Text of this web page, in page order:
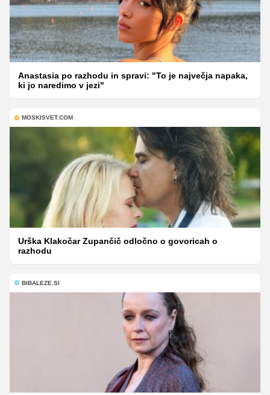
Anastasia po razhodu in spravi: "To je največja napaka,
ki jo naredimo v jezi"
MOSKISVET.COM
Urška Klakočar Zupančič odločno o govoricah o
razhodu
BIBALEZE.SI